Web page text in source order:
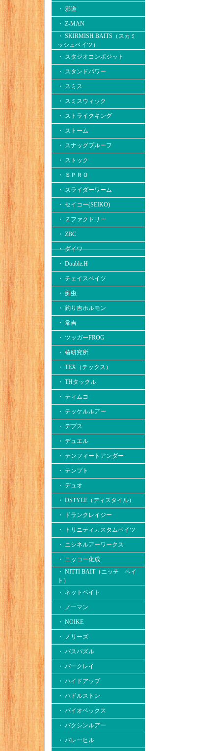
・ 邪道
・ Z-MAN
・ SKIRMISH BAITS（スカミ
ッシュベイツ）
・ スタジオコンポジット
・ スタンドパワー
・ スミス
・ スミスウィック
・ ストライクキング
・ ストーム
・ スナッグプルーフ
・ ストック
・ ＳＰＲＯ
・ スライダーワーム
・ セイコー(SEIKO)
・ Ｚファクトリー
・ ZBC
・ ダイワ
・ Double.H
・ チェイスベイツ
・ 痴虫
・ 釣り吉ホルモン
・ 常吉
・ ツッガーFROG
・ 椿研究所
・ TEX（テックス）
・ THタックル
・ ティムコ
・ テッケルルアー
・ デプス
・ デュエル
・ テンフィートアンダー
・ テンプト
・ デュオ
・ DSTYLE（ディスタイル）
・ ドランクレイジー
・ トリニティカスタムベイツ
・ ニシネルアーワークス
・ ニッコー化成
・ NITTI BAIT（ニッチ ベイ
ト）
・ ネットベイト
・ ノーマン
・ NOIKE
・ ノリーズ
・ バスパズル
・ バークレイ
・ ハイドアップ
・ ハドルストン
・ バイオベックス
・ バクシンルアー
・ バレーヒル